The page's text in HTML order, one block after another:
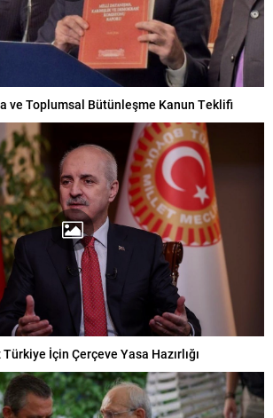
ve Toplumsal Bütünleşme Kanun Teklifi
İçin Çerçeve Yasa Hazırlığı